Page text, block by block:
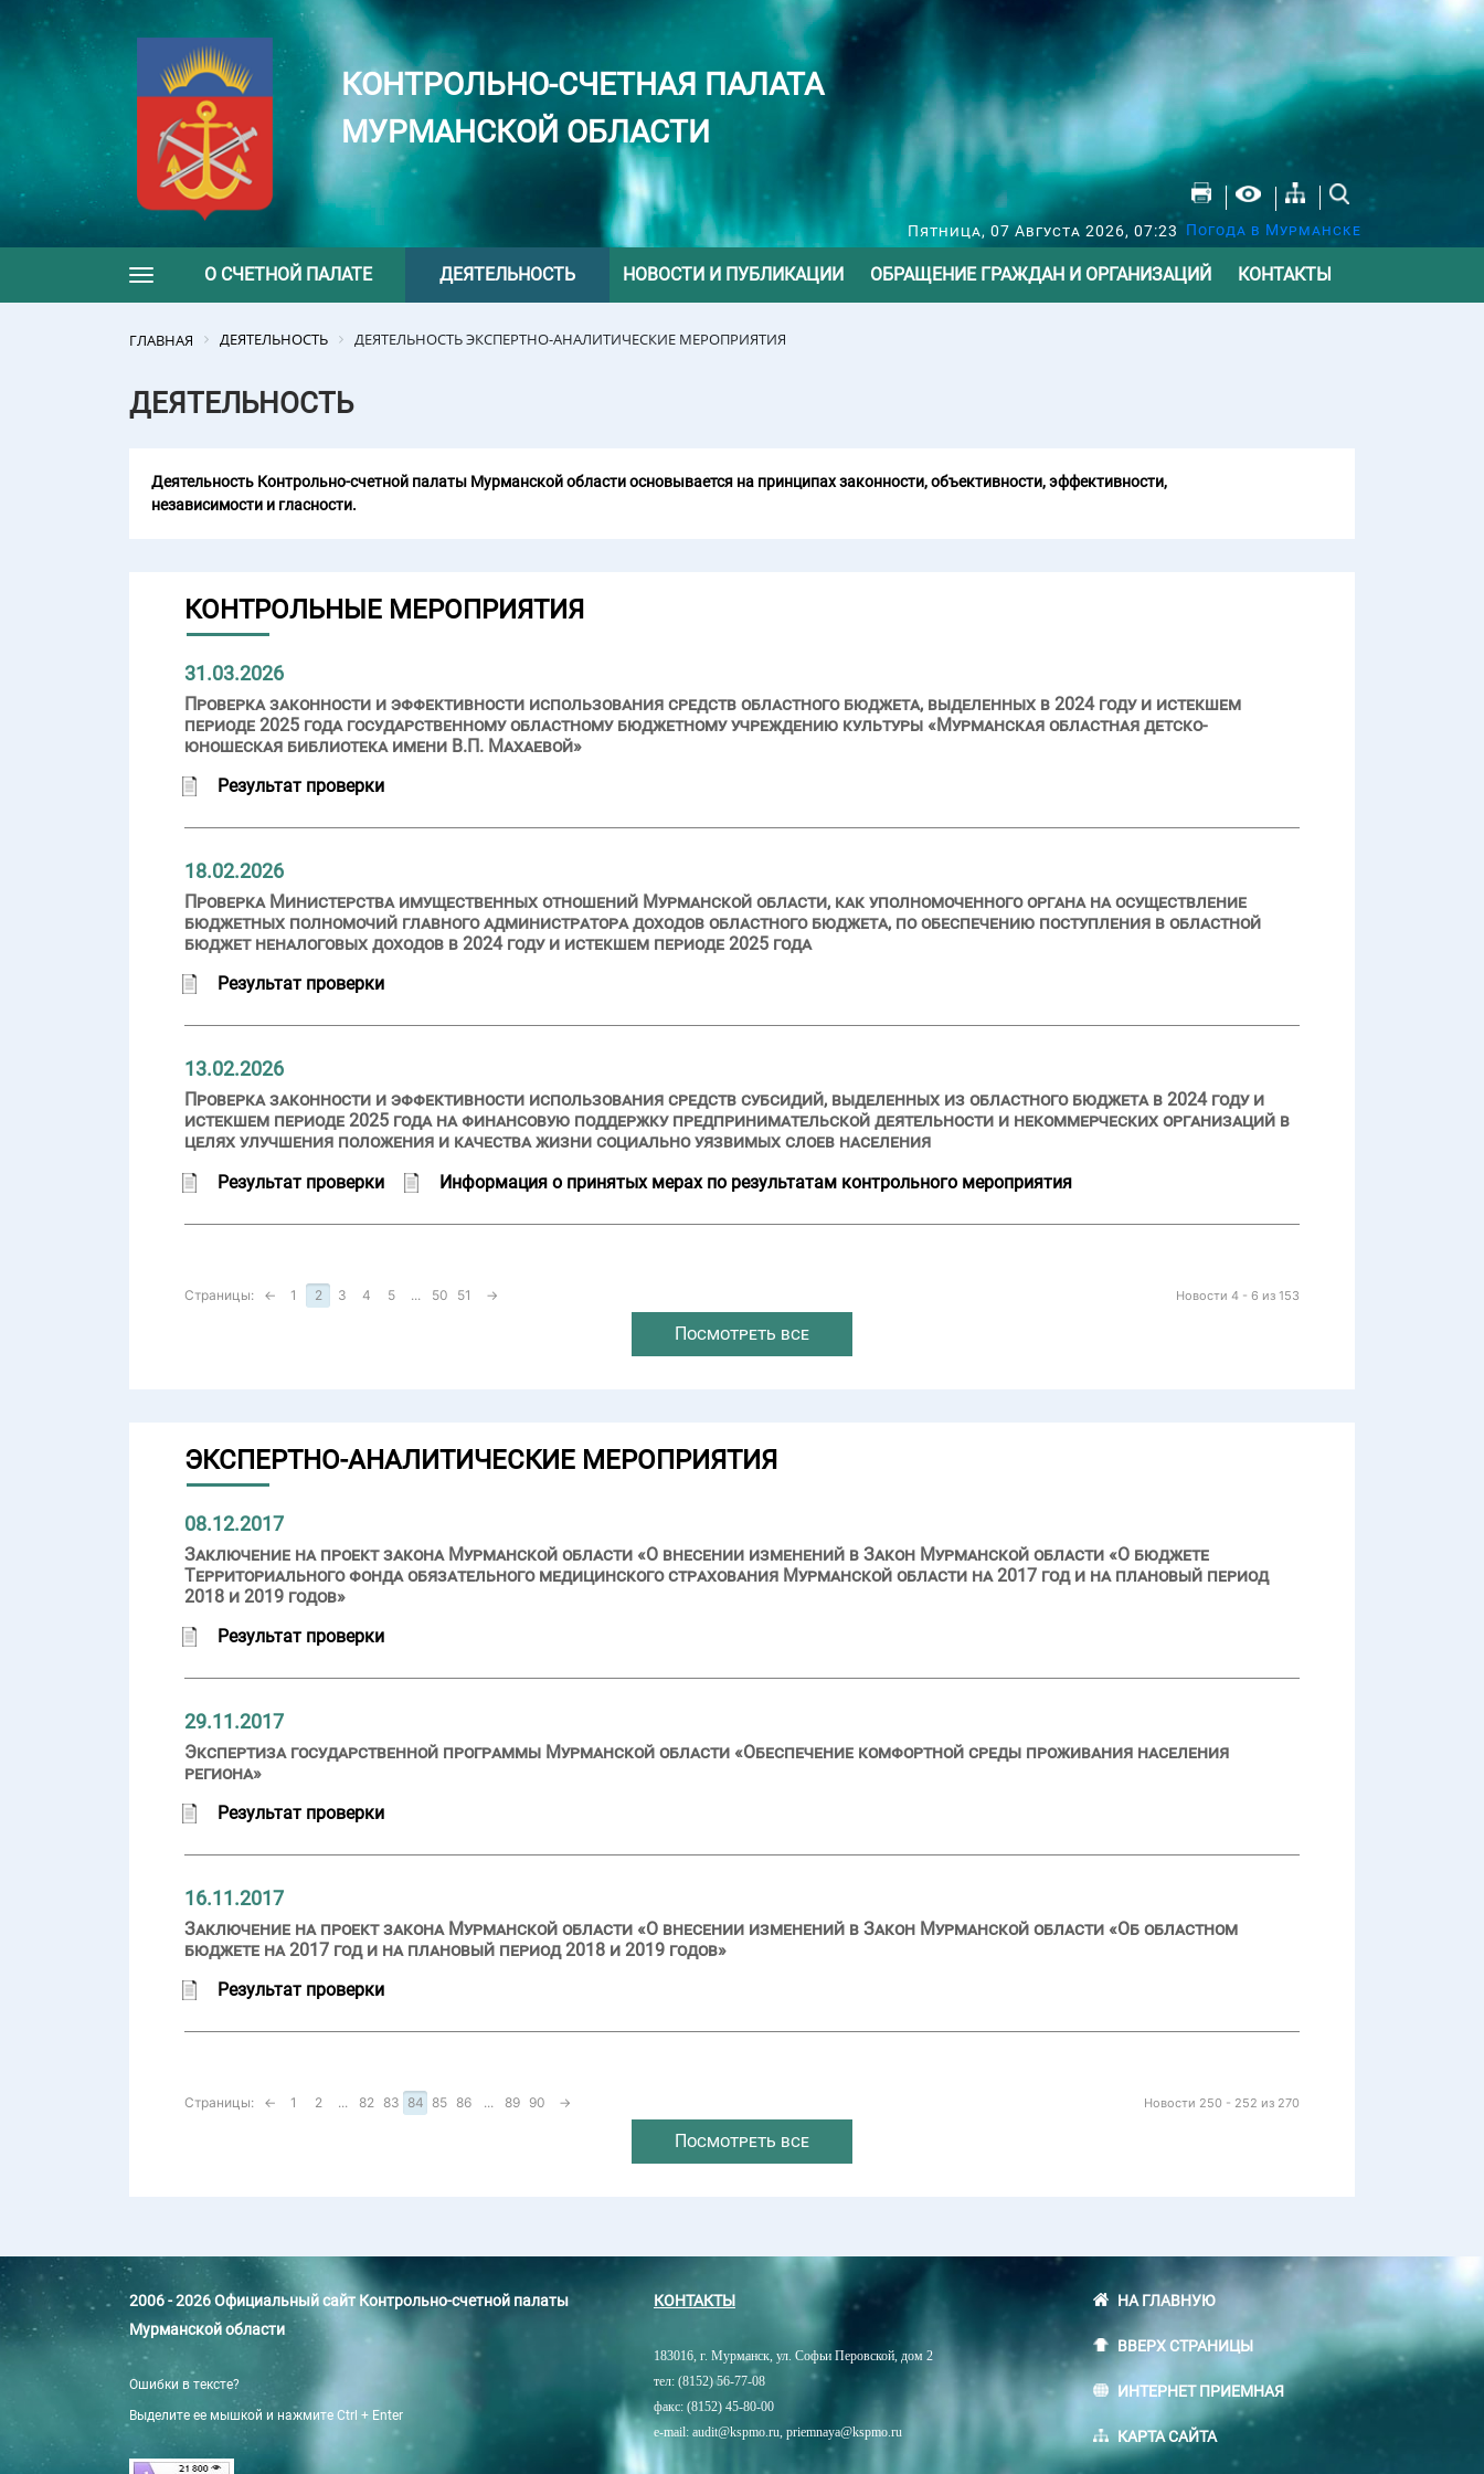
КОНТРОЛЬНО-СЧЕТНАЯ ПАЛАТА
МУРМАНСКОЙ ОБЛАСТИ
Пятница, 07 Августа 2026, 07:23 Погода в Мурманске
Toggle navigation
О СЧЕТНОЙ ПАЛАТЕ ДЕЯТЕЛЬНОСТЬ НОВОСТИ И ПУБЛИКАЦИИ ОБРАЩЕНИЕ ГРАЖДАН И ОРГАНИЗАЦИЙ КОНТАКТЫ
ГЛАВНАЯ ДЕЯТЕЛЬНОСТЬ ДЕЯТЕЛЬНОСТЬ ЭКСПЕРТНО-АНАЛИТИЧЕСКИЕ МЕРОПРИЯТИЯ
ДЕЯТЕЛЬНОСТЬ
Деятельность Контрольно-счетной палаты Мурманской области основывается на принципах законности, объективности, эффективности,
независимости и гласности.
КОНТРОЛЬНЫЕ МЕРОПРИЯТИЯ
31.03.2026
Проверка законности и эффективности использования средств областного бюджета, выделенных в 2024 году и истекшем
периоде 2025 года государственному областному бюджетному учреждению культуры «Мурманская областная детско-
юношеская библиотека имени В.П. Махаевой»
Результат проверки
18.02.2026
Проверка Министерства имущественных отношений Мурманской области, как уполномоченного органа на осуществление
бюджетных полномочий главного администратора доходов областного бюджета, по обеспечению поступления в областной
бюджет неналоговых доходов в 2024 году и истекшем периоде 2025 года
Результат проверки
13.02.2026
Проверка законности и эффективности использования средств субсидий, выделенных из областного бюджета в 2024 году и
истекшем периоде 2025 года на финансовую поддержку предпринимательской деятельности и некоммерческих организаций в
целях улучшения положения и качества жизни социально уязвимых слоев населения
Результат проверки
Информация о принятых мерах по результатам контрольного мероприятия
Новости 4 - 6 из 153
Страницы: ← 1 2 3 4 5 ... 50 51 →
Посмотреть все
ЭКСПЕРТНО-АНАЛИТИЧЕСКИЕ МЕРОПРИЯТИЯ
08.12.2017
Заключение на проект закона Мурманской области «О внесении изменений в Закон Мурманской области «О бюджете
Территориального фонда обязательного медицинского страхования Мурманской области на 2017 год и на плановый период
2018 и 2019 годов»
Результат проверки
29.11.2017
Экспертиза государственной программы Мурманской области «Обеспечение комфортной среды проживания населения
региона»
Результат проверки
16.11.2017
Заключение на проект закона Мурманской области «О внесении изменений в Закон Мурманской области «Об областном
бюджете на 2017 год и на плановый период 2018 и 2019 годов»
Результат проверки
Новости 250 - 252 из 270
Страницы: ← 1 2 ... 82 83 84 85 86 ... 89 90 →
Посмотреть все
2006 - 2026 Официальный сайт Контрольно-счетной палаты
Мурманской области
Ошибки в тексте?
Выделите ее мышкой и нажмите Ctrl + Enter
КОНТАКТЫ
183016, г. Мурманск, ул. Софьи Перовской, дом 2
тел: (8152) 56-77-08
факс: (8152) 45-80-00
e-mail: audit@kspmo.ru, priemnaya@kspmo.ru
НА ГЛАВНУЮ
ВВЕРХ СТРАНИЦЫ
ИНТЕРНЕТ ПРИЕМНАЯ
КАРТА САЙТА